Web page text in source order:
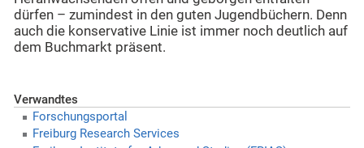
dürfen – zumindest in den guten Jugendbüchern. Denn
auch die konservative Linie ist immer noch deutlich auf
dem Buchmarkt präsent.
Verwandtes
Forschungsportal
Freiburg Research Services